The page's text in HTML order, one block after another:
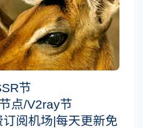
节
点/V2ray节
阅机场|每天更新免